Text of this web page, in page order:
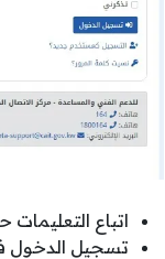
اتباع
تسجيل الدخول